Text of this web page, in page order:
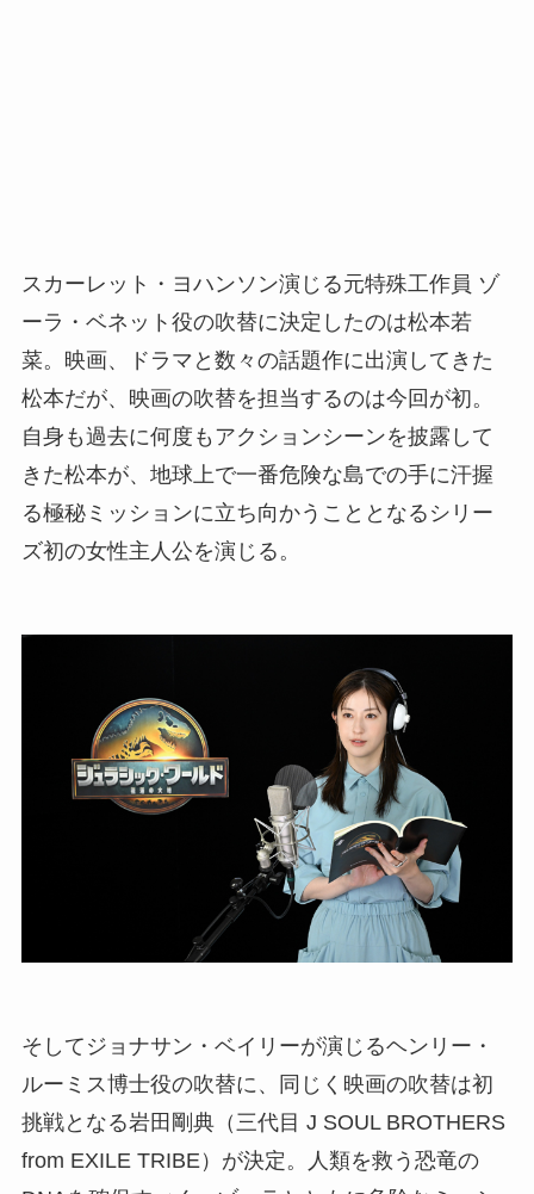
スカーレット・ヨハンソン演じる元特殊工作員 ゾ
ーラ・ベネット役の吹替に決定したのは松本若
菜。映画、ドラマと数々の話題作に出演してきた
松本だが、映画の吹替を担当するのは今回が初。
自身も過去に何度もアクションシーンを披露して
きた松本が、地球上で一番危険な島での手に汗握
る極秘ミッションに立ち向かうこととなるシリー
ズ初の女性主人公を演じる。
そしてジョナサン・ベイリーが演じるヘンリー・
ルーミス博士役の吹替に、同じく映画の吹替は初
挑戦となる岩田剛典（三代目 J SOUL BROTHERS
from EXILE TRIBE）が決定。人類を救う恐竜の